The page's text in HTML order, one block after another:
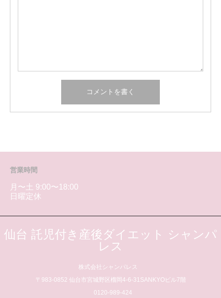
営業時間
月〜土 9:00〜18:00
日曜定休
仙台 託児付き産後ダイエット シャンパ
レス
株式会社シャンパレス
〒983-0852 仙台市宮城野区榴岡4-6-31SANKYOビル7階
0120-989-424